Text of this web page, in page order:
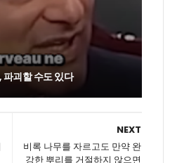
파괴할 수도 있다
NEXT
비록 나무를 자르고도 만약 완
강한 뿌리를 거절하지 않으면